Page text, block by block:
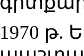
1970 թ.